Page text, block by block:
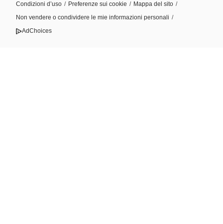
Condizioni d’uso / Preferenze sui cookie / Mappa del sito /
Non vendere o condividere le mie informazioni personali /
AdChoices